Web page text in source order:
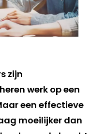
zijn
werk op een
een effectieve
moeilijker dan